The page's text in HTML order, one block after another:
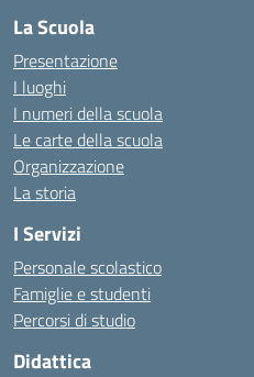
La Scuola
Presentazione
I luoghi
I numeri della scuola
Le carte della scuola
Organizzazione
La storia
I Servizi
Personale scolastico
Famiglie e studenti
Percorsi di studio
Didattica